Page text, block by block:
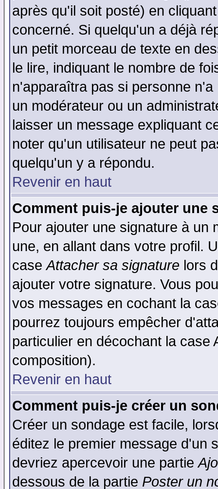
après qu'il soit posté) en
concerné. Si quelqu'un a déjà
un petit morceau de texte en
le lire, indiquant le nombre de
n'apparaîtra pas si personne
un modérateur ou un
laisser un message expliquant
noter qu'un utilisateur ne peut
quelqu'un y a répondu.
Revenir en haut
Comment puis-je ajouter une
Pour ajouter une signature à un
une, en allant dans votre profil.
caseAttacher sa signature lors
ajouter votre signature. Vous
vos messages en cochant la
pourrez toujours empêcher
particulier en décochant la
composition).
Revenir en haut
Comment puis-je créer un
Créer un sondage est facile,
éditez le premier message d'un
devriez apercevoir une partie
dessous de la partie Poster un